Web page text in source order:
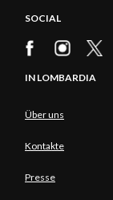
SOCIAL
IN LOMBARDIA
Über uns
Kontakte
Presse